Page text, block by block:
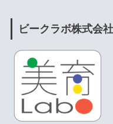
ビークラボ株式会